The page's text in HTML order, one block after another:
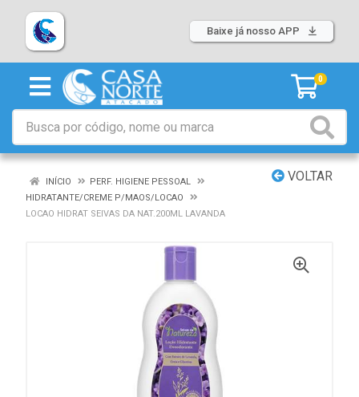
Baixe já nosso APP
0
VOLTAR
INÍCIO
PERF. HIGIENE PESSOAL
HIDRATANTE/CREME P/MAOS/LOCAO
LOCAO HIDRAT SEIVAS DA NAT.200ML LAVANDA